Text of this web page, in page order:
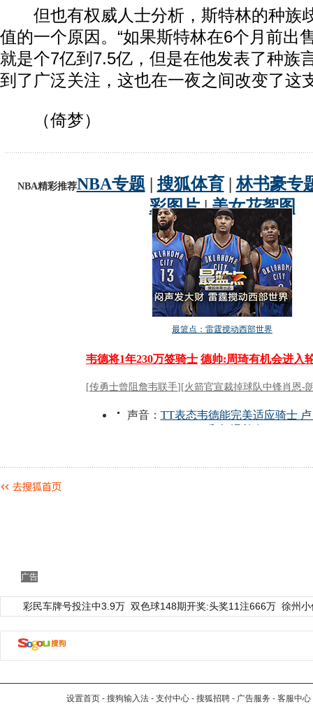
但也有权威人士分析，斯特林的种族
值的一个原因。“如果斯特林在6个月前出
就是个7亿到7.5亿，但是在他发表了种族
到了广泛关注，这也在一夜之间改变了这
（倚梦）
广告
彩民车牌号投注中3.9万 双色球148期开奖:头奖11注666万 徐州
设置首页 - 搜狗输入法 - 支付中心 - 搜狐招聘 - 广告服务 - 客服中心